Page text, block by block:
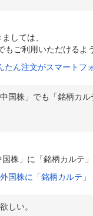
しては、
もご利用いただけるよ
たん注文がスマートフ
国株」でも「銘柄カ
株」に「銘柄カルテ
国株に「銘柄カルテ
しい。